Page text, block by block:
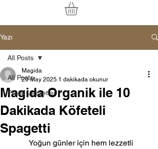
Yazı
All Posts
Pratik Lezzetler
All Posts
Magida Organik ile 10
Dakikada Köfeteli
Spagetti
Magida
20 May 2025 1 dakikada okunur